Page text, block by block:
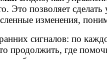
Это позволяет
изменения,
сигналов: по
продолжить, где